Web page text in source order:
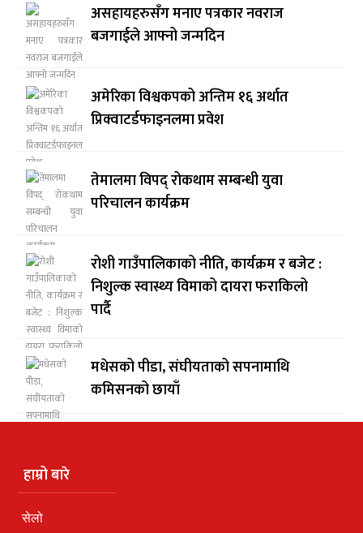
असहायहरुसँग मनाए पत्रकार नवराज
बजगाईले आफ्नो जन्मदिन
अमेरिका विश्वकपको अन्तिम १६ अर्थात
प्रिक्वाटर्डफाइनलमा प्रवेश
तेमालमा विपद् रोकथाम सम्बन्धी युवा
परिचालन कार्यक्रम
रोशी गाउँपालिकाको नीति, कार्यक्रम र बजेट :
निशुल्क स्वास्थ्य विमाको दायरा फराकिलो
पार्दै
मधेसको पीडा, संघीयताको सपनामाथि
कमिसनको छायाँ
हाम्रो बारे
सेलो